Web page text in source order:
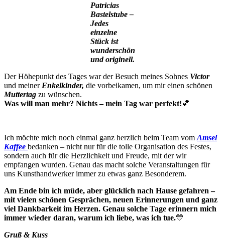
Patricias
Bastelstube –
Jedes
einzelne
Stück ist
wunderschön
und originell.
Der Höhepunkt des Tages war der Besuch meines Sohnes Victor
und meiner Enkelkinder, die vorbeikamen, um mir einen schönen
Muttertag zu wünschen.
Was will man mehr? Nichts – mein Tag war perfekt!💕
Ich möchte mich noch einmal ganz herzlich beim Team vom Amsel
Kaffee bedanken – nicht nur für die tolle Organisation des Festes,
sondern auch für die Herzlichkeit und Freude, mit der wir
empfangen wurden. Genau das macht solche Veranstaltungen für
uns Kunsthandwerker immer zu etwas ganz Besonderem.
Am Ende bin ich müde, aber glücklich nach Hause gefahren –
mit vielen schönen Gesprächen, neuen Erinnerungen und ganz
viel Dankbarkeit im Herzen. Genau solche Tage erinnern mich
immer wieder daran, warum ich liebe, was ich tue.💛
Gruß & Kuss